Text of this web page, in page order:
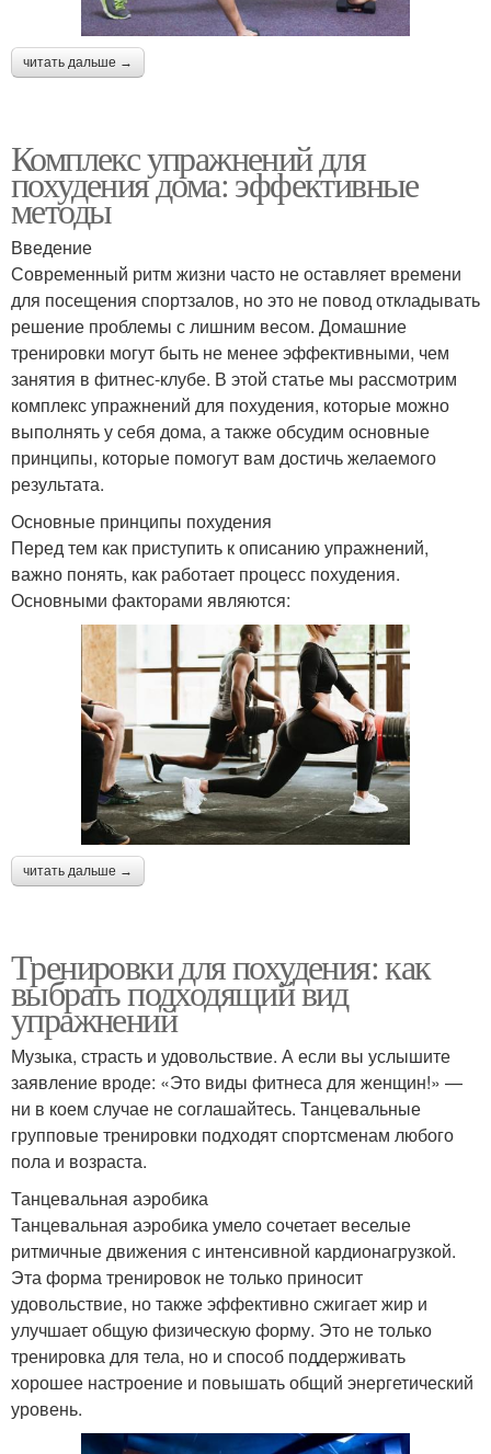
читать дальше →
Комплекс упражнений для
похудения дома: эффективные
методы
Введение
Современный ритм жизни часто не оставляет времени
для посещения спортзалов, но это не повод откладывать
решение проблемы с лишним весом. Домашние
тренировки могут быть не менее эффективными, чем
занятия в фитнес-клубе. В этой статье мы рассмотрим
комплекс упражнений для похудения, которые можно
выполнять у себя дома, а также обсудим основные
принципы, которые помогут вам достичь желаемого
результата.
Основные принципы похудения
Перед тем как приступить к описанию упражнений,
важно понять, как работает процесс похудения.
Основными факторами являются:
читать дальше →
Тренировки для похудения: как
выбрать подходящий вид
упражнений
Музыка, страсть и удовольствие. А если вы услышите
заявление вроде: «Это виды фитнеса для женщин!» —
ни в коем случае не соглашайтесь. Танцевальные
групповые тренировки подходят спортсменам любого
пола и возраста.
Танцевальная аэробика
Танцевальная аэробика умело сочетает веселые
ритмичные движения с интенсивной кардионагрузкой.
Эта форма тренировок не только приносит
удовольствие, но также эффективно сжигает жир и
улучшает общую физическую форму. Это не только
тренировка для тела, но и способ поддерживать
хорошее настроение и повышать общий энергетический
уровень.